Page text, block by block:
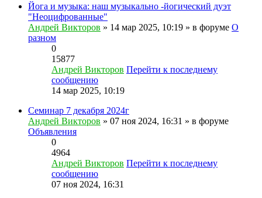
Йога и музыка: наш музыкально -йогический дуэт
"Неоцифрованные"
Андрей Викторов » 14 мар 2025, 10:19 » в форуме О
разном
0
15877
Андрей Викторов Перейти к последнему
сообщению
14 мар 2025, 10:19
Семинар 7 декабря 2024г
Андрей Викторов » 07 ноя 2024, 16:31 » в форуме
Объявления
0
4964
Андрей Викторов Перейти к последнему
сообщению
07 ноя 2024, 16:31